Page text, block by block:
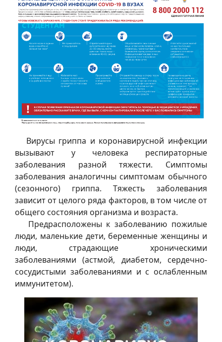
Вирусы гриппа и коронавирусной инфекции
вызывают у человека респираторные
заболевания разной тяжести. Симптомы
заболевания аналогичны симптомам обычного
(сезонного) гриппа. Тяжесть заболевания
зависит от целого ряда факторов, в том числе от
общего состояния организма и возраста.
Предрасположены к заболеванию пожилые
люди, маленькие дети, беременные женщины и
люди, страдающие хроническими
заболеваниями (астмой, диабетом, сердечно-
сосудистыми заболеваниями и с ослабленным
иммунитетом).